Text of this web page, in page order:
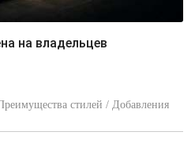
стилей / Добавления